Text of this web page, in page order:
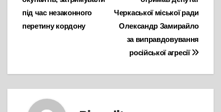
Черкаської міської ради
Олександр Замирайло
за виправдовування
російської агресії
під час незаконного
перетину кордону